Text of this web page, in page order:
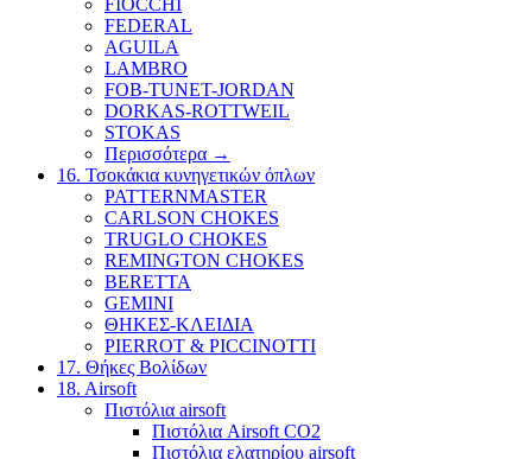
FIOCCHI
FEDERAL
AGUILA
LAMBRO
FOB-TUNET-JORDAN
DORKAS-ROTTWEIL
STOKAS
Περισσότερα →
16. Τσοκάκια κυνηγετικών όπλων
PATTERNMASTER
CARLSON CHOKES
TRUGLO CHOKES
REMINGTON CHOKES
BERETTA
GEMINI
ΘΗΚΕΣ-ΚΛΕΙΔΙΑ
PIERROT & PICCINOTTI
17. Θήκες Βολίδων
18. Airsoft
Πιστόλια airsoft
Πιστόλια Airsoft CO2
Πιστόλια ελατηρίου airsoft